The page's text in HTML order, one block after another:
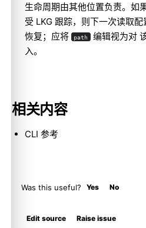
生命周期由其他位置负责。如
受 LKG 跟踪，则下一次读取
恢复；应将
path
编辑视为对
入。
相关内容
CLI 参考
Was this useful? Yes No
Edit source Raise issue